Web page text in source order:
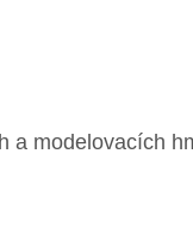
a modelovacích